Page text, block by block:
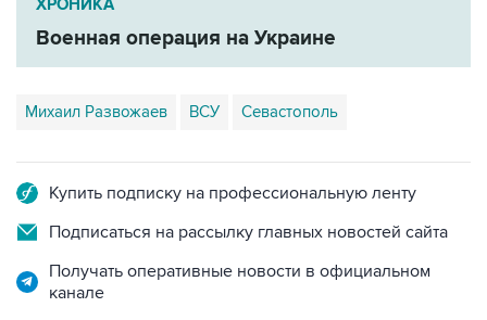
ХРОНИКА
Военная операция на Украине
Михаил Развожаев ВСУ Севастополь
Купить подписку на профессиональную ленту
Подписаться на рассылку главных новостей сайта
Получать оперативные новости в официальном
канале